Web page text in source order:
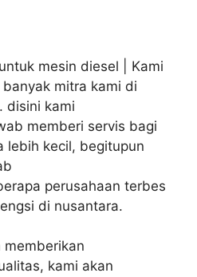
mesin diesel | Kami
mitra kami di
disini kami
memberi servis bagi
lebih kecil, begitupun
perusahaan terbes
di nusantara.
memberikan
kami akan